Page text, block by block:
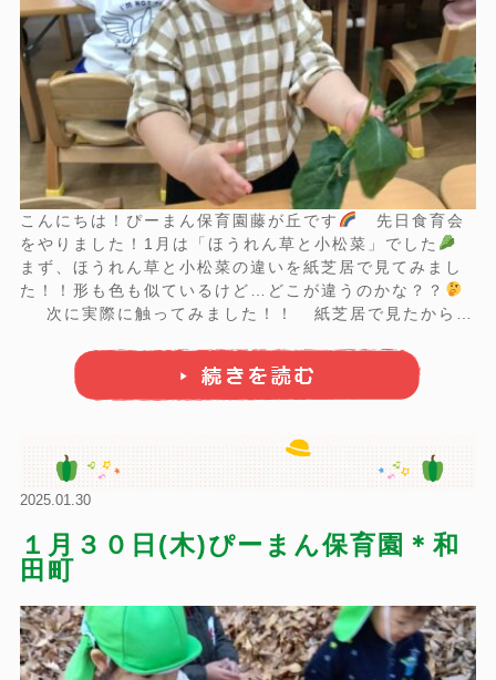
こんにちは！ぴーまん保育園藤が丘です
先日食育会
をやりました！1月は「ほうれん草と小松菜」でした
まず、ほうれん草と小松菜の違いを紙芝居で見てみまし
た！！形も色も似ているけど…どこが違うのかな？？
次に実際に触ってみました！！ 紙芝居で見たから違
触った後は、実食！！ほうれん草を食べてみました ...
2025.01.30
１月３０日(木)ぴーまん保育園＊和
田町